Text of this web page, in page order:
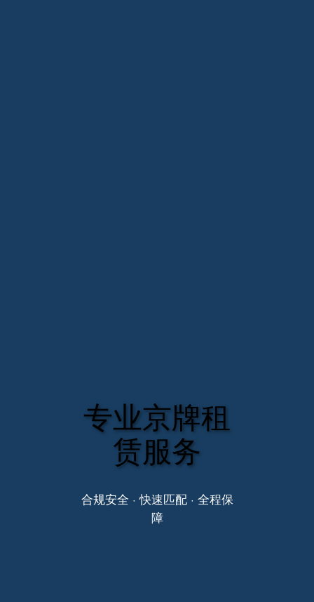
专业京牌租
赁服务
合规安全 · 快速匹配 · 全程保
障